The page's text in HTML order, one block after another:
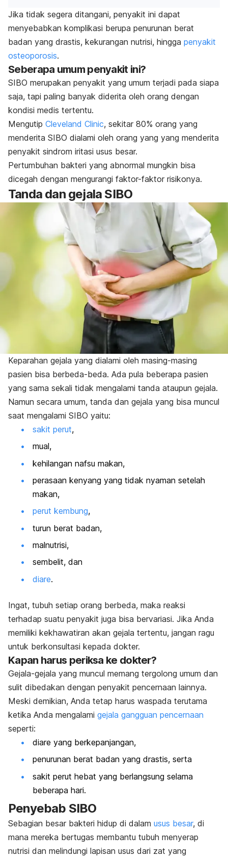
Jika tidak segera ditangani, penyakit ini dapat
menyebabkan komplikasi berupa penurunan berat
badan yang drastis, kekurangan nutrisi, hingga penyakit
osteoporosis.
Seberapa umum penyakit ini?
SIBO merupakan penyakit yang umum terjadi pada siapa
saja, tapi paling banyak diderita oleh orang dengan
kondisi medis tertentu.
Mengutip Cleveland Clinic, sekitar 80% orang yang
menderita SIBO dialami oleh orang yang yang menderita
penyakit sindrom iritasi usus besar.
Pertumbuhan bakteri yang abnormal mungkin bisa
dicegah dengan mengurangi faktor-faktor risikonya.
Tanda dan gejala SIBO
Keparahan gejala yang dialami oleh masing-masing
pasien bisa berbeda-beda. Ada pula beberapa pasien
yang sama sekali tidak mengalami tanda ataupun gejala.
Namun secara umum, tanda dan gejala yang bisa muncul
saat mengalami SIBO yaitu:
sakit perut,
mual,
kehilangan nafsu makan,
perasaan kenyang yang tidak nyaman setelah
makan,
perut kembung,
turun berat badan,
malnutrisi,
sembelit, dan
diare.
Ingat, tubuh setiap orang berbeda, maka reaksi
terhadap suatu penyakit juga bisa bervariasi. Jika Anda
memiliki kekhawatiran akan gejala tertentu, jangan ragu
untuk berkonsultasi kepada dokter.
Kapan harus periksa ke dokter?
Gejala-gejala yang muncul memang tergolong umum dan
sulit dibedakan dengan penyakit pencernaan lainnya.
Meski demikian, Anda tetap harus waspada terutama
ketika Anda mengalami gejala gangguan pencernaan
seperti:
diare yang berkepanjangan,
penurunan berat badan yang drastis, serta
sakit perut hebat yang berlangsung selama
beberapa hari.
Penyebab SIBO
Sebagian besar bakteri hidup di dalam usus besar, di
mana mereka bertugas membantu tubuh menyerap
nutrisi dan melindungi lapisan usus dari zat yang